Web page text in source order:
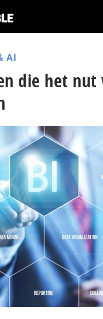
AI
die het nut